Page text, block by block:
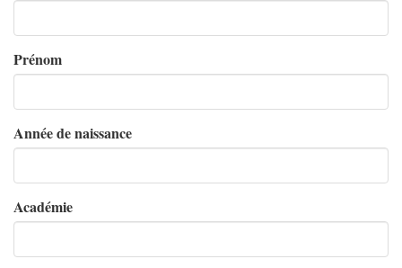
Prénom
Année de naissance
Académie